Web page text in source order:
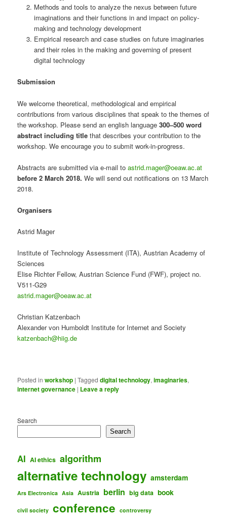
Methods and tools to analyze the nexus between future
imaginations and their functions in and impact on policy-
making and technology development
Empirical research and case studies on future imaginaries
and their roles in the making and governing of present
digital technology
Submission
We welcome theoretical, methodological and empirical
contributions from various disciplines that speak to the themes of
the workshop. Please send an english language300–500 word
abstract including title that describes your contribution to the
workshop. We encourage you to submit work-in-progress.
Abstracts are submitted via e-mail toastrid.mager@oeaw.ac.at
before 2 March 2018.We will send out notifications on 13 March
2018.
Organisers
Astrid Mager
Institute of Technology Assessment (ITA), Austrian Academy of
Sciences
Elise Richter Fellow, Austrian Science Fund (FWF), project no.
V511-G29
astrid.mager@oeaw.ac.at
Christian Katzenbach
Alexander von Humboldt Institute for Internet and Society
katzenbach@hiig.de
Posted in workshop |Tagged digital technology,imaginaries,
internet governance | Leave a reply
Search
Search
AI AI ethics algorithm
alternative technology amsterdam
Ars Electronica Asia Austria berlin big data book
civil society conference controversy